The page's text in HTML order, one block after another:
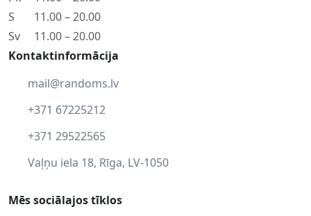
S
11.00 – 20.00
Sv
11.00 – 20.00
Kontaktinformācija
mail@randoms.lv
+371 67225212
+371 29522565
Vaļņu iela 18, Rīga, LV-1050
Mēs sociālajos tīklos